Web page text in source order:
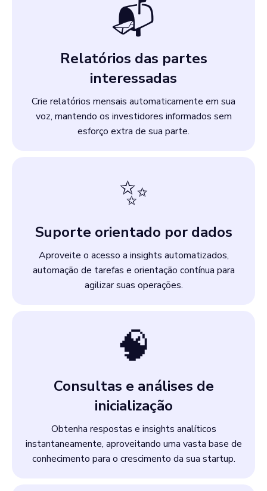
📬
Relatórios das partes
interessadas
Crie relatórios mensais automaticamente em sua
voz, mantendo os investidores informados sem
esforço extra de sua parte.
✨
Suporte orientado por dados
Aproveite o acesso a insights automatizados,
automação de tarefas e orientação contínua para
agilizar suas operações.
🧠
Consultas e análises de
inicialização
Obtenha respostas e insights analíticos
instantaneamente, aproveitando uma vasta base de
conhecimento para o crescimento da sua startup.